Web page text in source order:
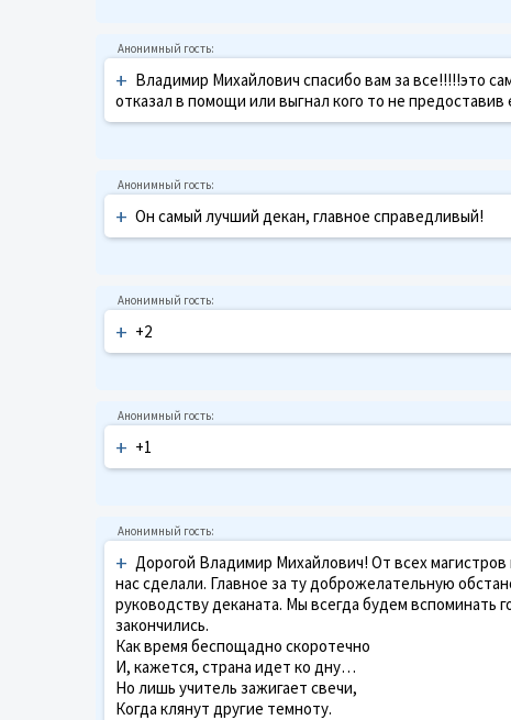
+ Владимир Михайлович спасибо вам за все!!!!!это
отказал в помощи или выгнал кого то не
+ Он самый лучший декан, главное справедливый!
+ +2
+ +1
+ Дорогой Владимир Михайлович! От всех магистров
нас сделали. Главное за ту доброжелательную
руководству деканата. Мы всегда будем
закончились.
Как время беспощадно скоротечно
И, кажется, страна идет ко дну…
Но лишь учитель зажигает свечи,
Когда клянут другие темноту.